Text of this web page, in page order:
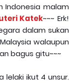
Indonesia malam
Katek~~~ Erk!
dalam sukan
walaupun
bagus gitu~~~
lelaki ikut 4 unsur.